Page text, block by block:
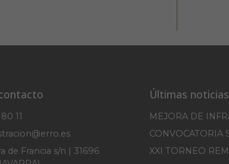
11
de Francia s/n | 31696
Últimas noticias